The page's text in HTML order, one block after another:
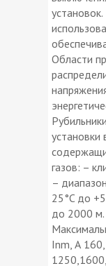
Области
установки
газов: –
–
25°C до
до 2000
Inm, А